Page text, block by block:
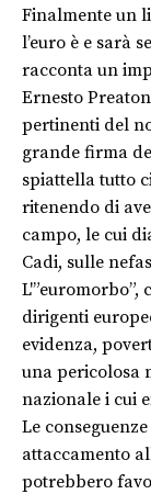
Finalmente un
l’euro è e sarà
racconta un
Ernesto
pertinenti del
grande firma
spiattella tutto
ritenendo di
campo, le cui
Cadi, sulle
L'”euromorbo”,
dirigenti
evidenza,
una pericolosa
nazionale i cui
Le
attaccamento
potrebbero